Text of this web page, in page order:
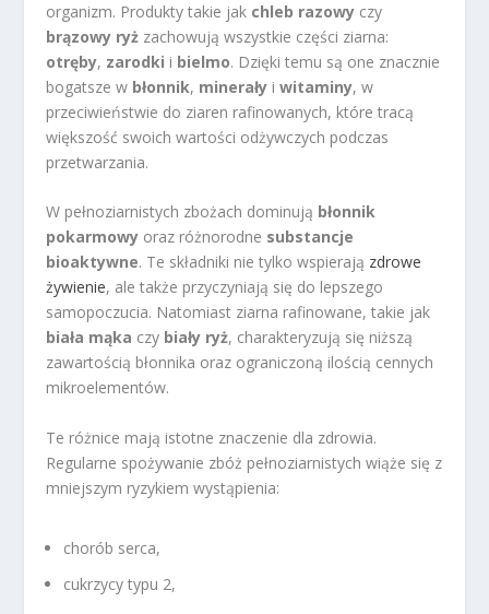
organizm. Produkty takie jak chleb razowy czy
brązowy ryż zachowują wszystkie części ziarna:
otręby, zarodki i bielmo. Dzięki temu są one znacznie
bogatsze w błonnik, minerały iwitaminy, w
przeciwieństwie do ziaren rafinowanych, które tracą
większość swoich wartości odżywczych podczas
przetwarzania.
W pełnoziarnistych zbożach dominują błonnik
pokarmowy oraz różnorodne substancje
bioaktywne. Te składniki nie tylko wspierają zdrowe
żywienie, ale także przyczyniają się do lepszego
samopoczucia. Natomiast ziarna rafinowane, takie jak
biała mąka czy biały ryż, charakteryzują się niższą
zawartością błonnika oraz ograniczoną ilością cennych
mikroelementów.
Te różnice mają istotne znaczenie dla zdrowia.
Regularne spożywanie zbóż pełnoziarnistych wiąże się z
mniejszym ryzykiem wystąpienia:
chorób serca,
cukrzycy typu 2,